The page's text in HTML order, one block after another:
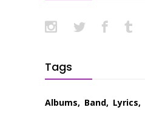
Tags
Albums Band Lyrics